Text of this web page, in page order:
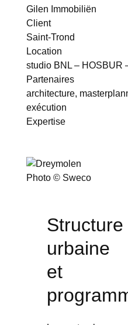
Gilen Immobiliën
Client
Saint-Trond
Location
studio BNL – HOSBUR
Partenaires
architecture,
exécution
Expertise
Photo © Sweco
Structure
urbaine
et